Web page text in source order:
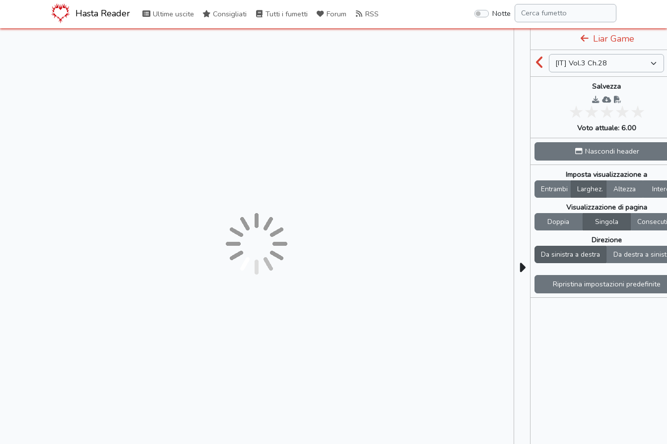
Hasta Reader Ultime uscite Consigliati Tutti i fumetti Forum RSS Notte
Liar Game
Salvezza
Voto attuale: 6.00
Nascondi header
Imposta visualizzazione a
Entrambi Larghez. Altezza
Visualizzazione di pagina
Doppia Singola
Direzione
Da sinistra a destra Da destra a
Ripristina impostazioni predefinite